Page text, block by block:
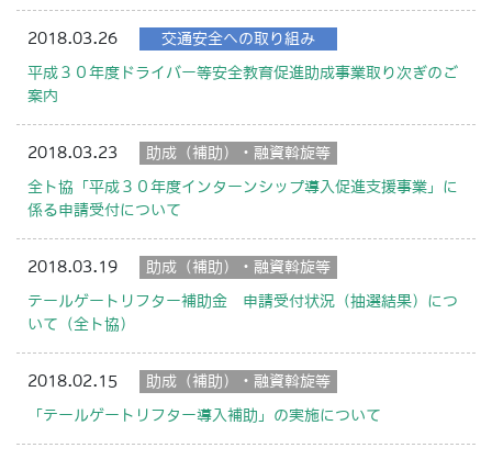
2018.03.26 交通安全への取り組み
平成３０年度ドライバー等安全教育促進助成事業取り次ぎのご
案内
2018.03.23 助成（補助）・融資斡旋等
全ト協「平成３０年度インターンシップ導入促進支援事業」に
係る申請受付について
2018.03.19 助成（補助）・融資斡旋等
テールゲートリフター補助金 申請受付状況（抽選結果）につ
いて（全ト協）
2018.02.15 助成（補助）・融資斡旋等
「テールゲートリフター導入補助」の実施について